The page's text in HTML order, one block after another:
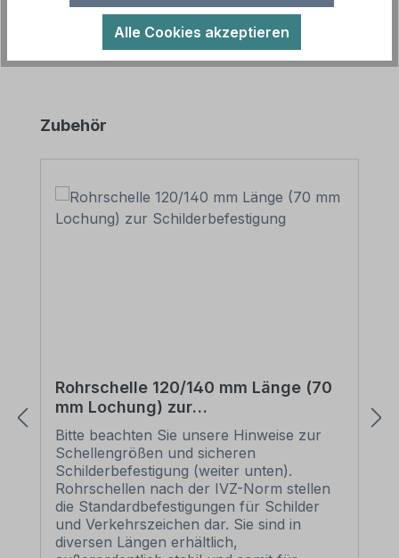
Produktgalerie überspringen
Zubehör
Rohrschelle 120/140 mm Länge (70
mm Lochung) zur
Schilderbefestigung
Bitte beachten Sie unsere Hinweise zur
Schellengrößen und sicheren
Schilderbefestigung (weiter unten).
Rohrschellen nach der IVZ-Norm stellen
die Standardbefestigungen für Schilder
und Verkehrszeichen dar. Sie sind in
diversen Längen erhältlich,
Alle Cookies akzeptieren